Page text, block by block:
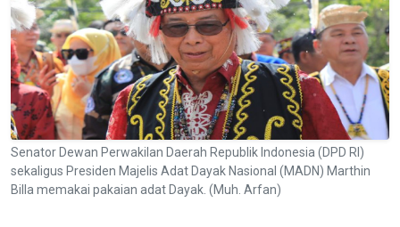
Senator Dewan Perwakilan Daerah Republik Indonesia (DPD RI)
sekaligus Presiden Majelis Adat Dayak Nasional (MADN) Marthin
Billa memakai pakaian adat Dayak. (Muh. Arfan)